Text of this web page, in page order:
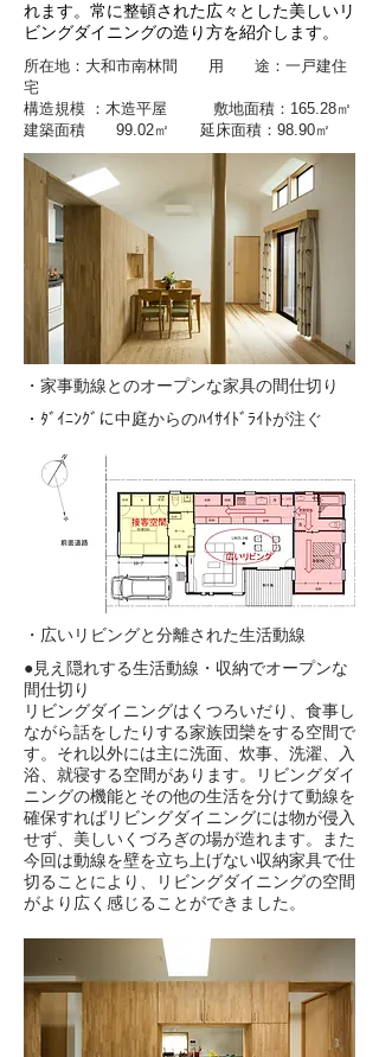
れます。常に整頓された広々とした美しいリ
ビングダイニングの造り方を紹介します。
所在地：大和市南林間 用 途：一戸建住
宅
構造規模 ：木造平屋 敷地面積：165.28㎡
建築面積 99.02㎡ 延床面積：98.90㎡
・家事動線とのオープンな家具の間仕切り
・ﾀﾞｲﾆﾝｸﾞに中庭からのﾊｲｻｲﾄﾞﾗｲﾄが注ぐ
・広いリビングと分離された生活動線
●見え隠れする生活動線・収納でオープンな
間仕切り
リビングダイニングはくつろいだり、食事し
ながら話をしたりする家族団欒をする空間で
す。それ以外には主に洗面、炊事、洗濯、入
浴、就寝する空間があります。リビングダイ
ニングの機能とその他の生活を分けて動線を
確保すればリビングダイニングには物が侵入
せず、美しいくづろぎの場が造れます。また
今回は動線を壁を立ち上げない収納家具で仕
切ることにより、リビングダイニングの空間
がより広く感じることができました。